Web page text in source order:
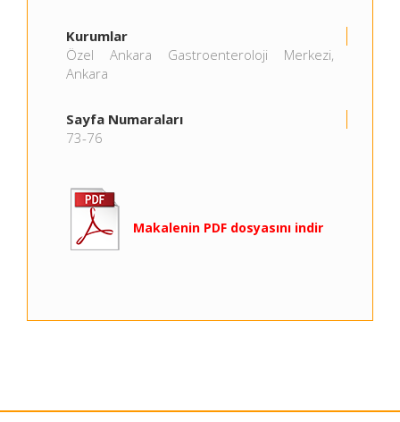
Kurumlar
Özel Ankara Gastroenteroloji Merkezi,
Ankara
Sayfa Numaraları
73-76
Makalenin PDF dosyasını indir